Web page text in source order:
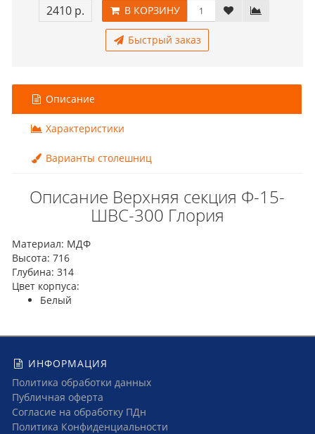
2410 р. В КОРЗИНУ
Быстрый заказ
Описание
Характеристики
Варианты столешниц
Описание Верхняя секция Ф-15-
ШВС-300 Глория
Материал: МДФ
Высота: 716
Глубина: 314
Цвет корпуса:
Белый
ИНФОРМАЦИЯ
Политика обработки данных
Публичная оферта
Согласие на обработку ПДн
Политика Конфиденциальности